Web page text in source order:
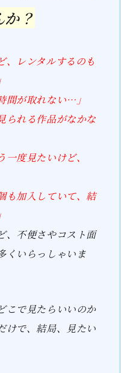
か？
、レンタルするのも
間が取れない…」
られる作品がなかな
一度見たいけど、
も加入していて、結
、不便さやコスト面
くいらっしゃいま
こで見たらいいのか
けで、結局、見たい